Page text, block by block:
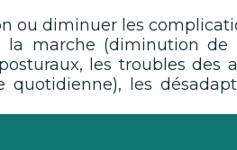
ou diminuer les
la marche (diminution
les troubles des
quotidienne), les